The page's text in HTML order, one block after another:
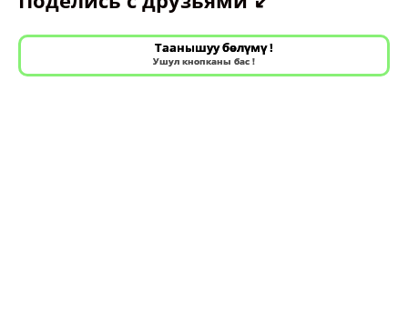
Таанышуу бөлүмү !
Ушул кнопканы бас !